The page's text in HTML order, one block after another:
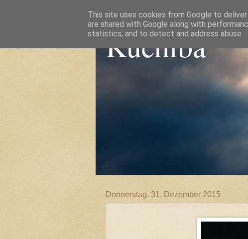
Kuchiba
Donnerstag, 31. Dezember 2015
This site uses cookies from Google to
are shared with Google along with
statistics, and to detect and address abuse.